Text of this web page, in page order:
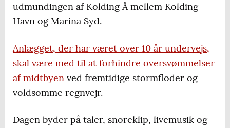
udmundingen af Kolding Å mellem Kolding
Havn og Marina Syd.
Anlægget, der har været over 10 år undervejs,
skal være med til at forhindre oversvømmelser
af midtbyen ved fremtidige stormfloder og
voldsomme regnvejr.
Dagen byder på taler, snoreklip, livemusik og